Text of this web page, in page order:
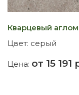
Кварцевый
Цвет: серый
Цена: от 15 191